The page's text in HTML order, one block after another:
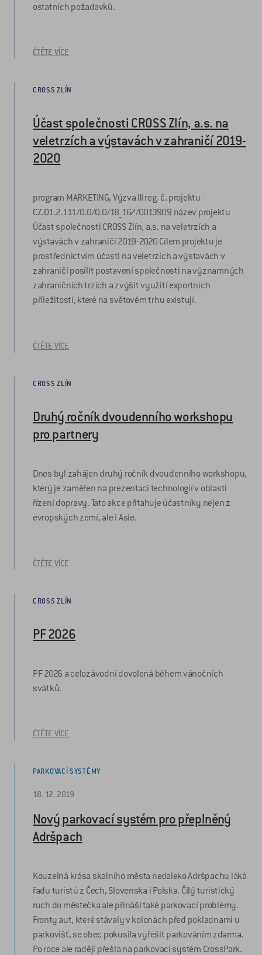
ostatních požadavků.
ČTĚTE VÍCE
CROSS ZLÍN
Účast společnosti CROSS Zlín, a.s. na
veletrzích a výstavách v zahraničí 2019-
2020
program MARKETING, Výzva III reg. č. projektu
CZ.01.2.111/0.0/0.0/18_167/0013909 název projektu
Účast společnosti CROSS Zlín, a.s. na veletrzích a
výstavách v zahraničí 2019-2020 Cílem projektu je
prostřednictvím účasti na veletrzích a výstavách v
zahraničí posílit postavení společnosti na významných
zahraničních trzích a zvýšit využití exportních
příležitostí, které na světovém trhu existují.
ČTĚTE VÍCE
CROSS ZLÍN
Druhý ročník dvoudenního workshopu
pro partnery
Dnes byl zahájen druhý ročník dvoudenního workshopu,
který je zaměřen na prezentaci technologií v oblasti
řízení dopravy. Tato akce přitahuje účastníky nejen z
evropských zemí, ale i Asie.
ČTĚTE VÍCE
CROSS ZLÍN
PF 2026
PF 2026 a celozávodní dovolená během vánočních
svátků.
ČTĚTE VÍCE
PARKOVACÍ SYSTÉMY
18. 12. 2019
Nový parkovací systém pro přeplněný
Adršpach
Kouzelná krása skalního města nedaleko Adršpachu láká
řadu turistů z Čech, Slovenska i Polska. Čilý turistický
ruch do městečka ale přináší také parkovací problémy.
Fronty aut, které stávaly v kolonách před pokladnami u
parkovišť, se obec pokusila vyřešit parkováním zdarma.
Po roce ale raději přešla na parkovací systém CrossPark.